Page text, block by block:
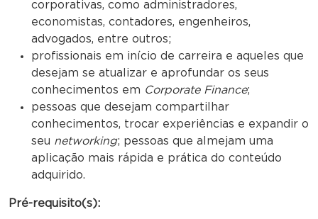
corporativas, como administradores,
economistas, contadores, engenheiros,
advogados, entre outros;
profissionais em início de carreira e aqueles que
desejam se atualizar e aprofundar os seus
conhecimentos em Corporate Finance;
pessoas que desejam compartilhar
conhecimentos, trocar experiências e expandir o
seu networking; pessoas que almejam uma
aplicação mais rápida e prática do conteúdo
adquirido.
Pré-requisito(s):